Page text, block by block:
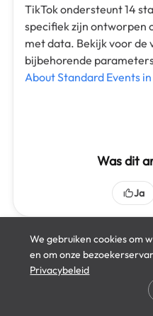
We gebruiken cookies om
en om onze
Privacybeleid
TikTok ondersteunt 14
specifiek zijn ontworpen
met data. Bekijk voor de
bijbehorende
About Standard Events
Was dit
Ja
Cookie-voorkeuren